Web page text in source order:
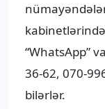
“WhatsApp”
36-62, 070-
bilərlər.